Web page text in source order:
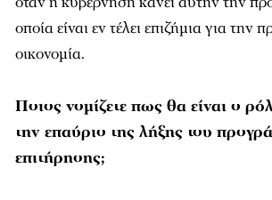
οικονομία.
Ποιος νομίζετε πως θα είναι ο
επιτήρησης;
Ο φόβος αυτήν τη στιγμή στους